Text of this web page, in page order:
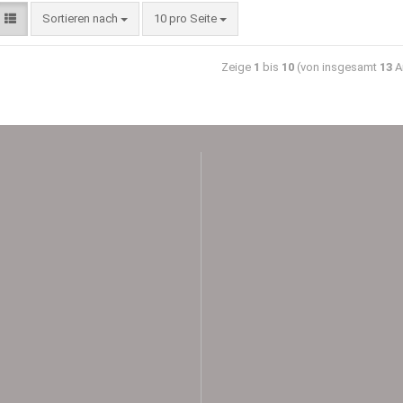
Sortieren nach 10 pro Seite
Zeige 1 bis 10 (von insgesamt 13